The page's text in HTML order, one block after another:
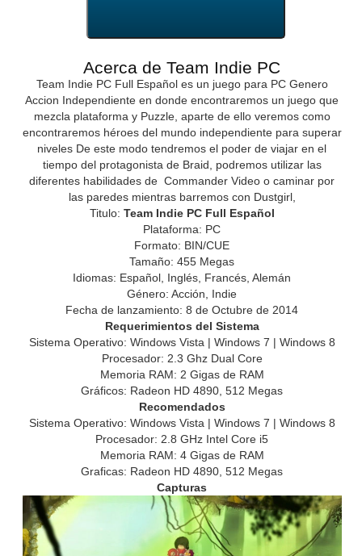
Acerca de Team Indie PC
Team Indie PC Full Español es un juego para PC Genero
Accion Independiente en donde encontraremos un juego que
mezcla plataforma y Puzzle, aparte de ello veremos como
encontraremos héroes del mundo independiente para superar
niveles De este modo tendremos el poder de viajar en el
tiempo del protagonista de Braid, podremos utilizar las
diferentes habilidades de Commander Video o caminar por
las paredes mientras barremos con Dustgirl,
Titulo: Team Indie PC Full Español
Plataforma: PC
Formato: BIN/CUE
Tamaño: 455 Megas
Idiomas: Español, Inglés, Francés, Alemán
Género: Acción, Indie
Fecha de lanzamiento: 8 de Octubre de 2014
Requerimientos del Sistema
Sistema Operativo: Windows Vista | Windows 7 | Windows 8
Procesador: 2.3 Ghz Dual Core
Memoria RAM: 2 Gigas de RAM
Gráficos: Radeon HD 4890, 512 Megas
Recomendados
Sistema Operativo: Windows Vista | Windows 7 | Windows 8
Procesador: 2.8 GHz Intel Core i5
Memoria RAM: 4 Gigas de RAM
Graficas: Radeon HD 4890, 512 Megas
Capturas